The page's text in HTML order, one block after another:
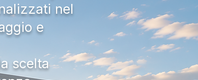
nel
e
scelta